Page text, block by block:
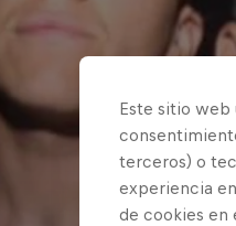
Este sitio web
terceros) o
experiencia
de cookies en